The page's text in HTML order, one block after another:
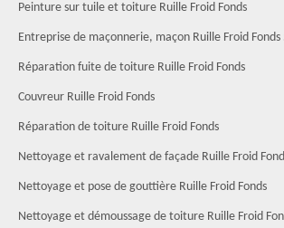
Peinture sur tuile et toiture Ruille Froid Fonds
Entreprise de maçonnerie, maçon Ruille Froid Fonds
Réparation fuite de toiture Ruille Froid Fonds
Couvreur Ruille Froid Fonds
Réparation de toiture Ruille Froid Fonds
Nettoyage et ravalement de façade Ruille Froid
Nettoyage et pose de gouttière Ruille Froid Fonds
Nettoyage et démoussage de toiture Ruille Froid